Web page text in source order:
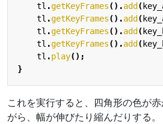
tl .getKeyFrames().add (
tl .getKeyFrames().add (
tl .getKeyFrames().add (
tl .getKeyFrames().add (
tl .play();
}
これを実行すると、四角形の色が
がら、幅が伸びたり縮んだりする。